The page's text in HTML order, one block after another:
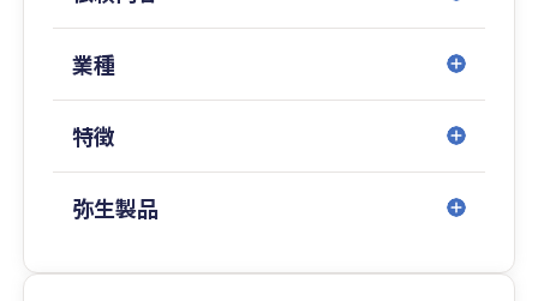
東京都（池袋）／神奈川県（横浜）／山梨県（甲
広島県／山口県（周南）／福岡県（博多・北九
州）／佐賀県／
長崎県／埼玉県（川越）／千葉県／愛知県（名古
屋）／沖縄県（那覇）
■専門著書やセミナー講演等多数
金融機関をはじめ、各業界で相続や事業承継に関
業種
特徴
弥生製品